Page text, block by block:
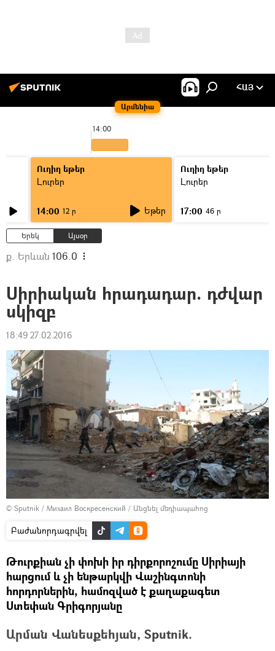
Արմենիա
ՀԱՅ
14:00
Ուղիղ եթեր
Լուրեր
14:00 12 ր Եթեր
Ուղիղ եթեր
Լուրեր
17:00 46 ր
Երեկ Այսօր
ք. Երևան 106.0
Սիրիական հրադադար. դժվար
սկիզբ
18:49 27.02.2016
© Sputnik / Михаил Воскресенский / Անցնել մեդիապահոց
Բաժանորդագրվել
Թուրքիան չի փոխի իր դիրքորոշումը Սիրիայի
հարցում և չի ենթարկվի Վաշինգտոնի
հորդորներին, համոզված է քաղաքագետ
Ստեփան Գրիգորյանը
Արման Վանեսքեհյան, Sputnik.